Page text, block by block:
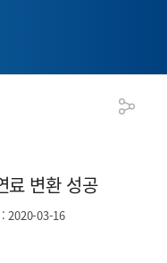
료 변환 성공​
: 2020-03-16